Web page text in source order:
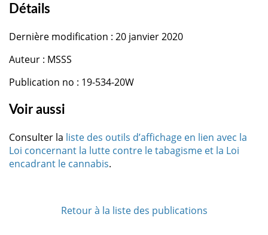
Détails
Dernière modification : 20 janvier 2020
Auteur : MSSS
Publication no : 19-534-20W
Voir aussi
Consulter la liste des outils d’affichage en lien avec la
Loi concernant la lutte contre le tabagisme et la Loi
encadrant le cannabis.
Retour à la liste des publications